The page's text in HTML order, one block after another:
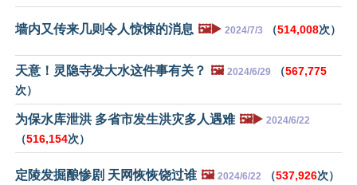
墙内又传来几则令人惊悚的消息 🖼️▶️ 2024/7/3 （514,008次）
天意！灵隐寺发大水这件事有关？ 🖼️ 2024/6/29 （567,775
次）
为保水库泄洪 多省市发生洪灾多人遇难 🖼️▶️ 2024/6/22
（516,154次）
定陵发掘酿惨剧 天网恢恢饶过谁 🖼️ 2024/6/22 （537,926次）